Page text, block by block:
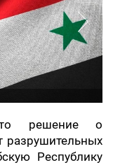
решение о
разрушительных
Республику